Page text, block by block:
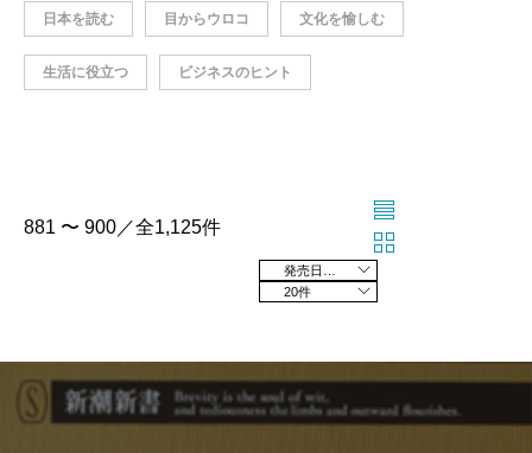
日本を読む 目からウロコ 文化を愉しむ
生活に役立つ ビジネスのヒント
881 〜 900／全1,125件
20件